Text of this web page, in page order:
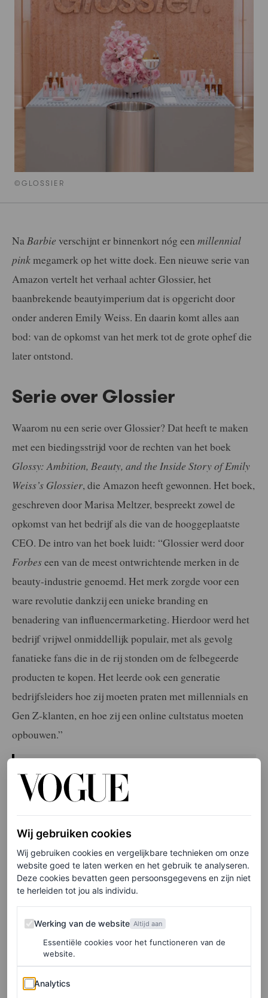
©GLOSSIER
Na Barbie verschijnt er binnenkort nóg een millennial
pink megamerk op het witte doek. Een nieuwe serie van
Amazon vertelt het verhaal achter Glossier, het
baanbrekende beautyimperium dat is opgericht door
onder anderen Emily Weiss. En daarin komt alles aan
bod: van de opkomst van het merk tot de grote ophef die
later ontstond.
Serie over Glossier
Waarom nu een serie over Glossier? Dat heeft te maken
met een biedingsstrijd voor de rechten van het boek
Glossy: Ambition, Beauty, and the Inside Story of Emily
Weiss’s Glossier, die Amazon heeft gewonnen. Het boek,
geschreven door Marisa Meltzer, bespreekt zowel de
opkomst van het bedrijf als die van de hooggeplaatste
CEO. De intro van het boek luidt: “Glossier werd door
Forbeseen van de meest ontwrichtende merken in de
beauty-industrie genoemd. Het merk zorgde voor een
ware revolutie dankzij een unieke branding en
benadering van influencermarketing. Hierdoor werd het
bedrijf vrijwel onmiddellijk populair, met als gevolg
fanatieke fans die in de rij stonden om de felbegeerde
producten te kopen. Het leerde ook een generatie
bedrijfsleiders hoe zij moeten praten met millennials en
Gen Z-klanten, en hoe zij een online cultstatus moeten
opbouwen.”
Elke week onze beste artikelen in je inbox?
Schrijf je hier in voor de Vogue-nieuwsbrief.
“In het middelpunt staat Emily Weiss, de voormalige
‘superstagiaire’ vanTeen Voguein de realityshowThe
Hills, en later Into the Gloss-beautyblogger. Zij had de
visie, het lef en de ambitie om Glossier te lanceren. Ze
veranderde elke ervaring en elke ontmoeting in een kans
haar kenmerkende stijl en unieke visie op de toekomst
Wij gebruiken cookies
Wij gebruiken cookies en vergelijkbare technieken om onze
website goed te laten werken en het gebruik te analyseren.
Deze cookies bevatten geen persoonsgegevens en zijn niet
te herleiden tot jou als individu.
Werking van de website
Werking van de website Altijd aan
Essentiële cookies voor het functioneren van de
website.
Analytics
Analytics